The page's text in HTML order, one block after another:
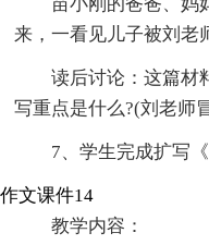
来，一看见儿子被刘老
读后讨论：这篇材
写重点是什么?(刘老师
7、学生完成扩写
作文课件14
教学内容：